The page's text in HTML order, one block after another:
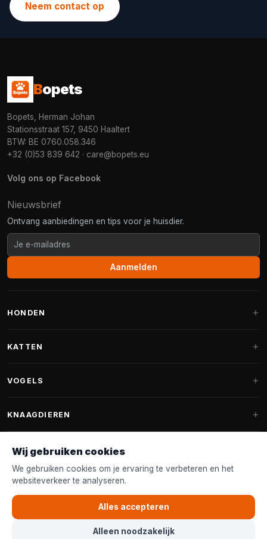
Neem contact op
Bopets
Bopets, Herman Johan
Stationsstraat 157, 9450 Haaltert
BTW: BE 0760.058.346
+32 (0)53 839 642 · care@bopets.eu
Volg ons op Facebook
Nieuwsbrief
Ontvang aanbiedingen en tips voor je huisdier.
Aanmelden
HONDEN
Fantail hondenmanden
Hondenspeelgoed
Halsband & Lijn
Shampoo & Verzorging
KATTEN
Krabpalen voor Maine Coon
Kattenmanden
VOGELS
Vogelvoer binnenvogels
Voederhuisjes
Nestkastjes & Nesting
Tuinvogelvoer
Vogelspeelgoed
KNAAGDIEREN
Knaagdierenvoer
Accessoires
Fantail vervanghoezen
KLANTENSERVICE
Contact & Advies
Wij gebruiken cookies
We gebruiken cookies om je ervaring te verbeteren en het
websiteverkeer te analyseren.
Alles accepteren
Alleen noodzakelijk